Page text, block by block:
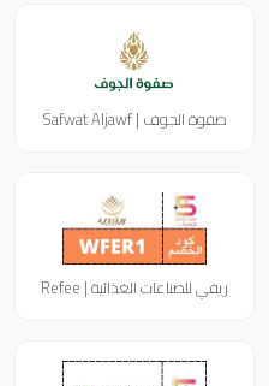
صفوة الجوف | Safwat Aljawf
ريفي للصناعات الغذائية | Refee